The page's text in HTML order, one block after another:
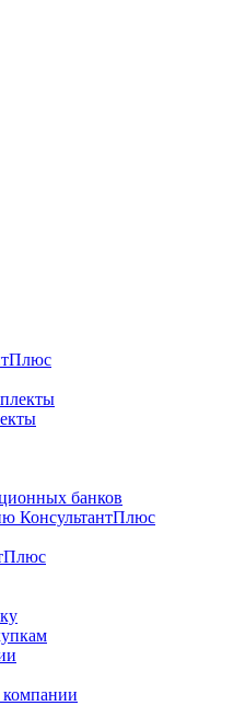
банков
КонсультантПлюс